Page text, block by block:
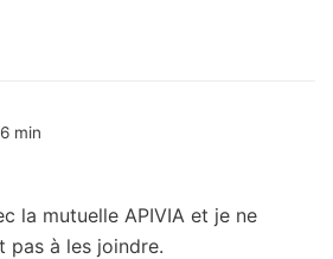
min
la mutuelle APIVIA et je ne
pas à les joindre.